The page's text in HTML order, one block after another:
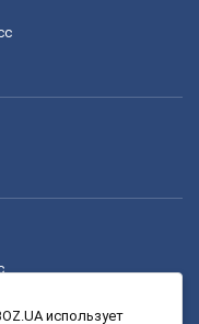
использует